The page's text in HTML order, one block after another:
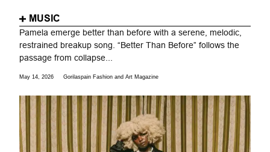
MUSIC
Pamela emerge better than before with a serene, melodic,
restrained breakup song. “Better Than Before” follows the
passage from collapse...
May 14, 2026 Gorilaspain Fashion and Art Magazine